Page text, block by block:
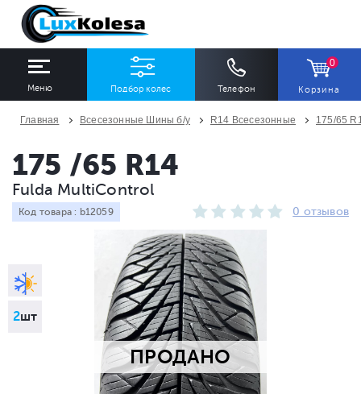
Меню Подбор колес Телефон
0
Корзина
Ширина
Все
Профиль
Все
Количество
Все
ПОДОБРАТЬ
Главная Всесезонные Шины б/у R14 Всесезонные 175/65
ПРОДАНО
2шт
175 /65 R14
Fulda MultiControl
Код товара : b12059 0 отзывов